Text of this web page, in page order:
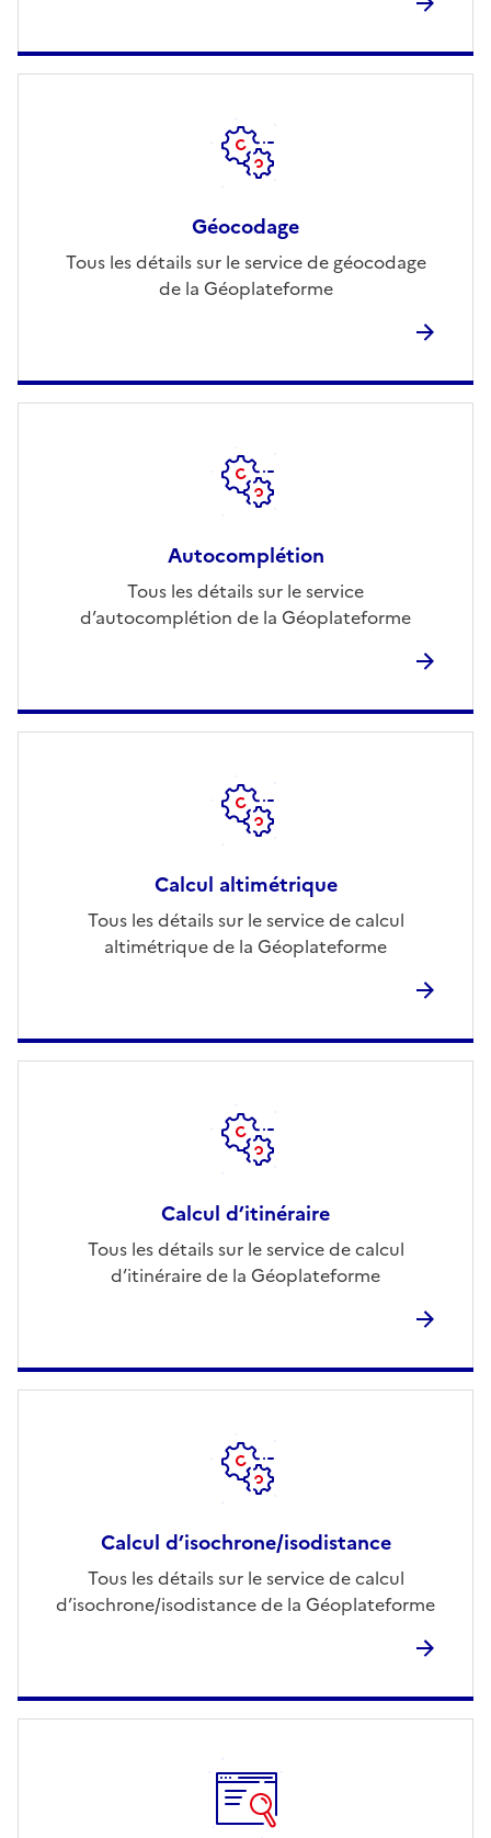
Géocodage
Tous les détails sur le service de géocodage
de la Géoplateforme
Autocomplétion
Tous les détails sur le service
d’autocomplétion de la Géoplateforme
Calcul altimétrique
Tous les détails sur le service de calcul
altimétrique de la Géoplateforme
Calcul d’itinéraire
Tous les détails sur le service de calcul
d’itinéraire de la Géoplateforme
Calcul d’isochrone/isodistance
Tous les détails sur le service de calcul
d’isochrone/isodistance de la Géoplateforme